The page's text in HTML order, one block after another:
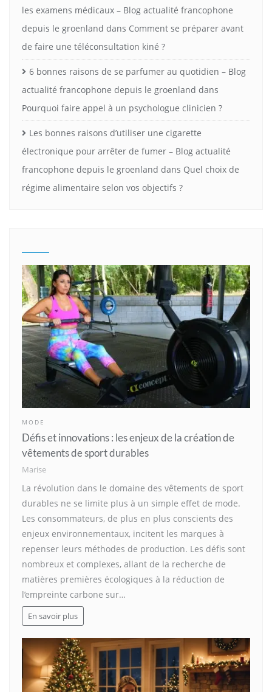
les examens médicaux – Blog actualité francophone
depuis le groenland dans Comment se préparer avant
de faire une téléconsultation kiné ?
6 bonnes raisons de se parfumer au quotidien – Blog
actualité francophone depuis le groenland dans
Pourquoi faire appel à un psychologue clinicien ?
Les bonnes raisons d’utiliser une cigarette
électronique pour arrêter de fumer – Blog actualité
francophone depuis le groenland dans Quel choix de
régime alimentaire selon vos objectifs ?
MODE
Défis et innovations : les enjeux de la création de
vêtements de sport durables
Marise
La révolution dans le domaine des vêtements de sport
durables ne se limite plus à un simple effet de mode.
Les consommateurs, de plus en plus conscients des
enjeux environnementaux, incitent les marques à
repenser leurs méthodes de production. Les défis sont
nombreux et complexes, allant de la recherche de
matières premières écologiques à la réduction de
l’empreinte carbone sur…
En savoir plus